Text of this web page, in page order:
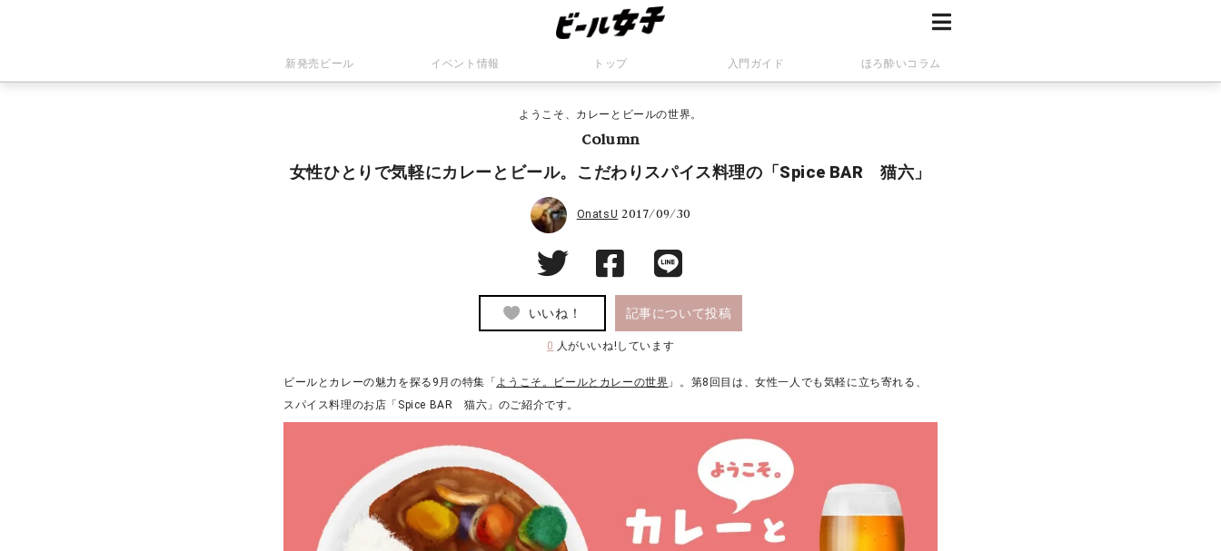
新発売ビール イベント情報 トップ 入門ガイド ほろ酔いコラム
ようこそ、カレーとビールの世界。
Column
女性ひとりで気軽にカレーとビール。こだわりスパイス料理の「Spice BAR 猫六」
OnatsU 2017/09/30
いいね！ 記事について投稿
0 人がいいね!しています
ビールとカレーの魅力を探る9月の特集「 ようこそ。ビールとカレーの世界 」。第8回目は、女性一人でも気軽に立ち寄れる、
スパイス料理のお店「Spice BAR 猫六」のご紹介です。